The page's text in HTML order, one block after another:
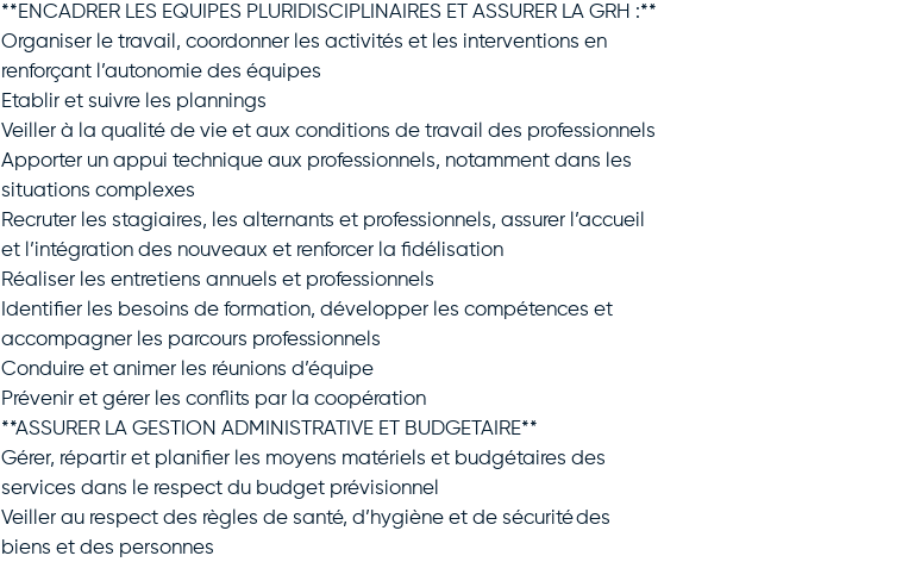
**ENCADRER LES EQUIPES PLURIDISCIPLINAIRES ET ASSURER LA GRH :**
Organiser le travail, coordonner les activités et les interventions en
renforçant l’autonomie des équipes
Etablir et suivre les plannings
Veiller à la qualité de vie et aux conditions de travail des professionnels
Apporter un appui technique aux professionnels, notamment dans les
situations complexes
Recruter les stagiaires, les alternants et professionnels, assurer l’accueil
et l’intégration des nouveaux et renforcer la fidélisation
Réaliser les entretiens annuels et professionnels
Identifier les besoins de formation, développer les compétences et
accompagner les parcours professionnels
Conduire et animer les réunions d’équipe
Prévenir et gérer les conflits par la coopération
**ASSURER LA GESTION ADMINISTRATIVE ET BUDGETAIRE**
Gérer, répartir et planifier les moyens matériels et budgétaires des
services dans le respect du budget prévisionnel
Veiller au respect des règles de santé, d’hygiène et de sécurité des
biens et des personnes